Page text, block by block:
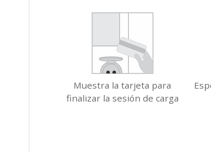
Muestra la tarjeta para
finalizar la sesión de carga